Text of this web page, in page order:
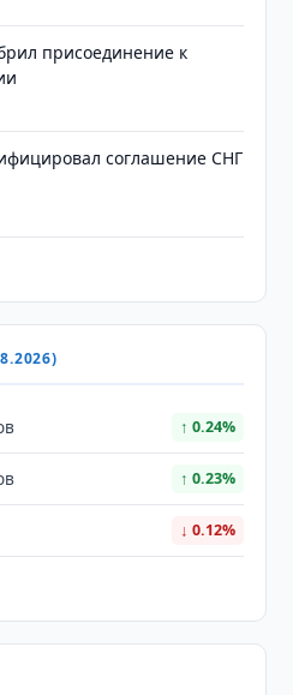
присоединение к
соглашение СНГ
↑ 0.24%
↑ 0.23%
↓ 0.12%